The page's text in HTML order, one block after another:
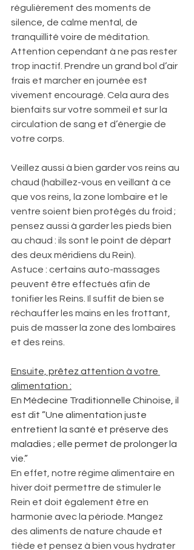
régulièrement des moments de
silence, de calme mental, de
tranquillité voire de méditation.
Attention cependant à ne pas rester
trop inactif. Prendre un grand bol d’air
frais et marcher en journée est
vivement encouragé. Cela aura des
bienfaits sur votre sommeil et sur la
circulation de sang et d’énergie de
votre corps.
Veillez aussi à bien garder vos reins au
chaud (habillez-vous en veillant à ce
que vos reins, la zone lombaire et le
ventre soient bien protégés du froid ;
pensez aussi à garder les pieds bien
au chaud : ils sont le point de départ
des deux méridiens du Rein).
Astuce : certains auto-massages
peuvent être effectués afin de
tonifier les Reins. Il suffit de bien se
réchauffer les mains en les frottant,
puis de masser la zone des lombaires
et des reins.
Ensuite, prêtez attention à votre
alimentation :
En Médecine Traditionnelle Chinoise, il
est dit ”Une alimentation juste
entretient la santé et préserve des
maladies ; elle permet de prolonger la
vie.”
En effet, notre régime alimentaire en
hiver doit permettre de stimuler le
Rein et doit également être en
harmonie avec la période. Mangez
des aliments de nature chaude et
tiède et pensez à bien vous hydrater